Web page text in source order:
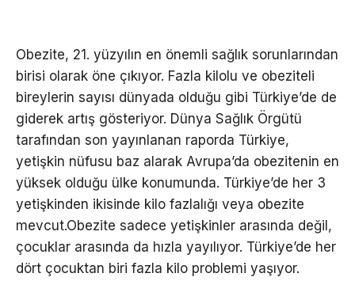
Obezite, 21. yüzyılın en önemli sağlık sorunlarından
birisi olarak öne çıkıyor. Fazla kilolu ve obeziteli
bireylerin sayısı dünyada olduğu gibi Türkiye’de de
giderek artış gösteriyor. Dünya Sağlık Örgütü
tarafından son yayınlanan raporda Türkiye,
yetişkin nüfusu baz alarak Avrupa’da obezitenin en
yüksek olduğu ülke konumunda. Türkiye’de her 3
yetişkinden ikisinde kilo fazlalığı veya obezite
mevcut.Obezite sadece yetişkinler arasında değil,
çocuklar arasında da hızla yayılıyor. Türkiye’de her
dört çocuktan biri fazla kilo problemi yaşıyor.